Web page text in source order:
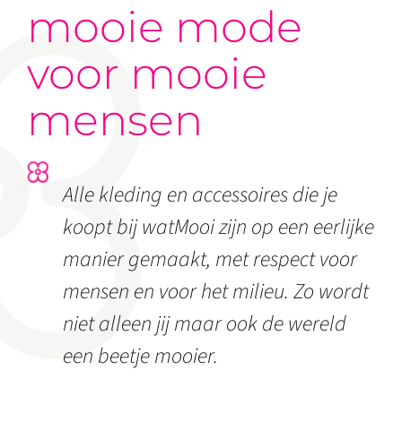
mooie mode
voor mooie
mensen
Alle kleding en accessoires die je
koopt bij watMooi zijn op een eerlijke
manier gemaakt, met respect voor
mensen en voor het milieu. Zo wordt
niet alleen jij maar ook de wereld
een beetje mooier.